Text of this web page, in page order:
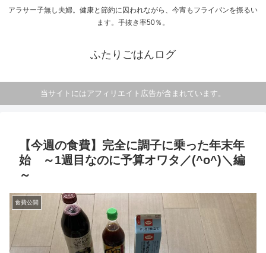
アラサー子無し夫婦。健康と節約に囚われながら、今宵もフライパンを振るい
ます。手抜き率50％。
ふたりごはんログ
当サイトにはアフィリエイト広告が含まれています。
【今週の食費】完全に調子に乗った年末年
始 ～1週目なのに予算オワタ／(^o^)＼編
～
食費公開